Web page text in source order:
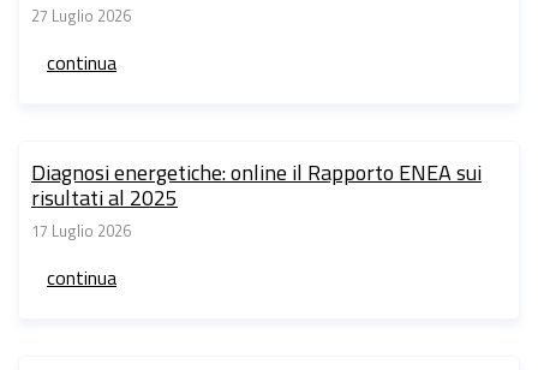
27 Luglio 2026
continua
Diagnosi energetiche: online il Rapporto ENEA sui
risultati al 2025
17 Luglio 2026
continua